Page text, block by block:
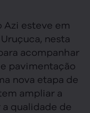
Azi esteve em
nesta
acompanhar
pavimentação
nova etapa de
ampliar a
qualidade de